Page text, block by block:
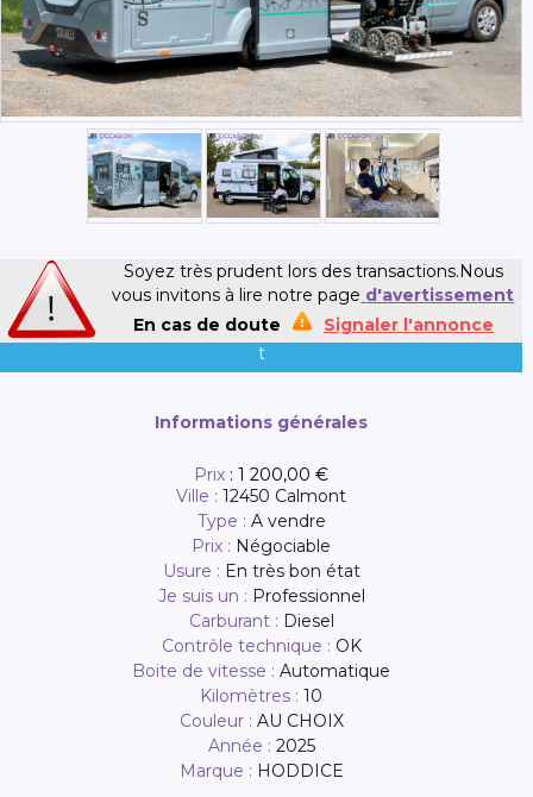
Soyez très prudent lors des transactions.Nous
vous invitons à lire notre page d'avertissement
En cas de doute
Signaler l'annonce
t
Informations générales
Prix :1 200,00 €
Ville :12450 Calmont
Type : A vendre
Prix : Négociable
Usure : En très bon état
Je suis un : Professionnel
Carburant : Diesel
Contrôle technique : OK
Boite de vitesse :Automatique
Kilomètres :10
Couleur : AU CHOIX
Année : 2025
Marque : HODDICE